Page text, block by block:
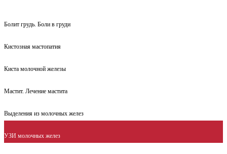
Болит грудь. Боли в груди
Кистозная мастопатия
Киста молочной железы
Мастит. Лечение мастита
Выделения из молочных желез
УЗИ молочных желез